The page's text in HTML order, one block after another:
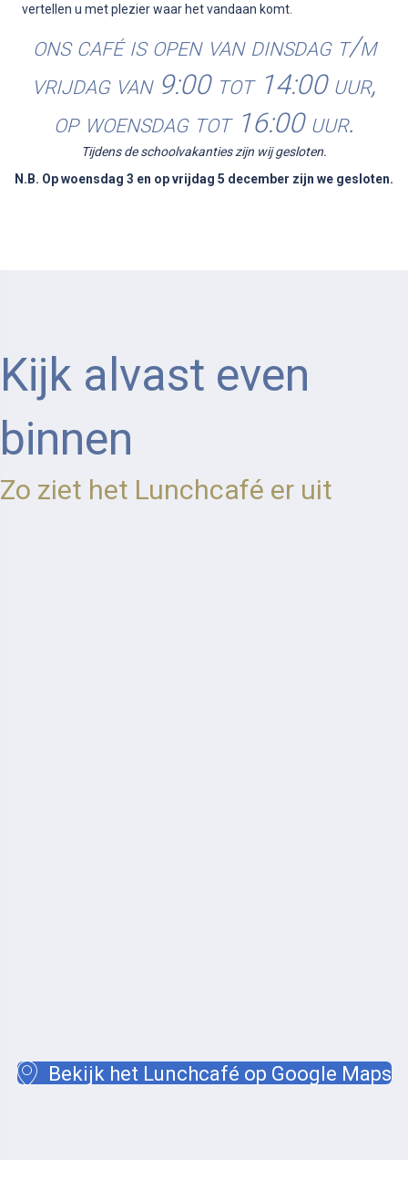
vertellen u met plezier waar het vandaan komt.
ons café is open van dinsdag t/m
vrijdag van 9:00 tot 14:00 uur,
op woensdag tot 16:00 uur.
Tijdens de schoolvakanties zijn wij gesloten.
N.B. Op woensdag 3 en op vrijdag 5 december zijn we gesloten.
Kijk alvast even
binnen
Zo ziet het Lunchcafé er uit
Bekijk het Lunchcafé op Google Maps